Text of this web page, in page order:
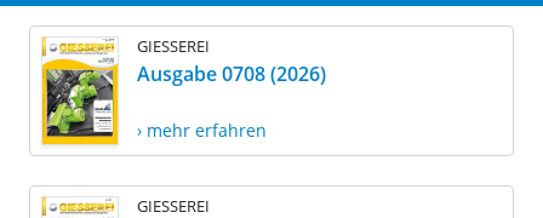
GIESSEREI
Ausgabe 0708 (2026)
› mehr erfahren
GIESSEREI